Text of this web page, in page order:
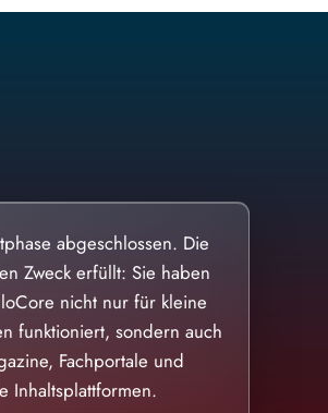
abgeschlossen. Die
Zweck erfüllt: Sie haben
nicht nur für kleine
funktioniert, sondern auch
Fachportale und
Inhaltsplattformen.